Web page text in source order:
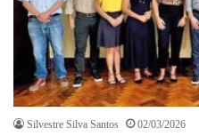
Silvestre Silva Santos 02/03/2026